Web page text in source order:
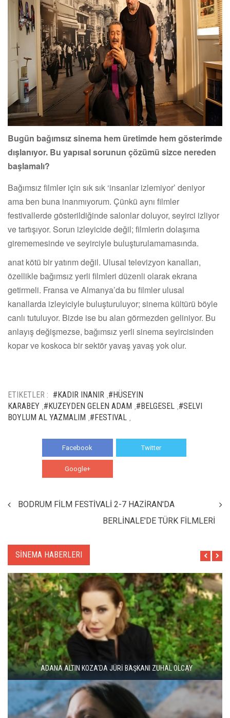
Bugün bağımsız sinema hem üretimde hem gösterimde
dışlanıyor. Bu yapısal sorunun çözümü sizce nereden
başlamalı?
Bağımsız filmler için sık sık ‘insanlar izlemiyor’ deniyor
ama ben buna inanmıyorum. Çünkü aynı filmler
festivallerde gösterildiğinde salonlar doluyor, seyirci izliyor
ve tartışıyor. Sorun izleyicide değil; filmlerin dolaşıma
girememesinde ve seyirciyle buluşturulamamasında.
anat kötü bir yatırım değil. Ulusal televizyon kanalları,
özellikle bağımsız yerli filmleri düzenli olarak ekrana
getirmeli. Fransa ve Almanya’da bu filmler ulusal
kanallarda izleyiciyle buluşturuluyor; sinema kültürü böyle
canlı tutuluyor. Bizde ise bu alan görmezden geliniyor. Bu
anlayış değişmezse, bağımsız yerli sinema seyircisinden
kopar ve koskoca bir sektör yavaş yavaş yok olur.
ETIKETLER : #KADIR INANIR #HÜSEYIN
KARABEY #KUZEYDEN GELEN ADAM #BELGESEL #SELVI
BOYLUM AL YAZMALIM #FESTIVAL
Facebook Twitter
Google+
BODRUM FİLM FESTİVALİ 2-7 HAZİRAN'DA
BERLİNALE'DE TÜRK FİLMLERİ
SİNEMA HABERLERI
ADANA ALTIN KOZA'DA JÜRİ BAŞKANI ZUHAL OLCAY